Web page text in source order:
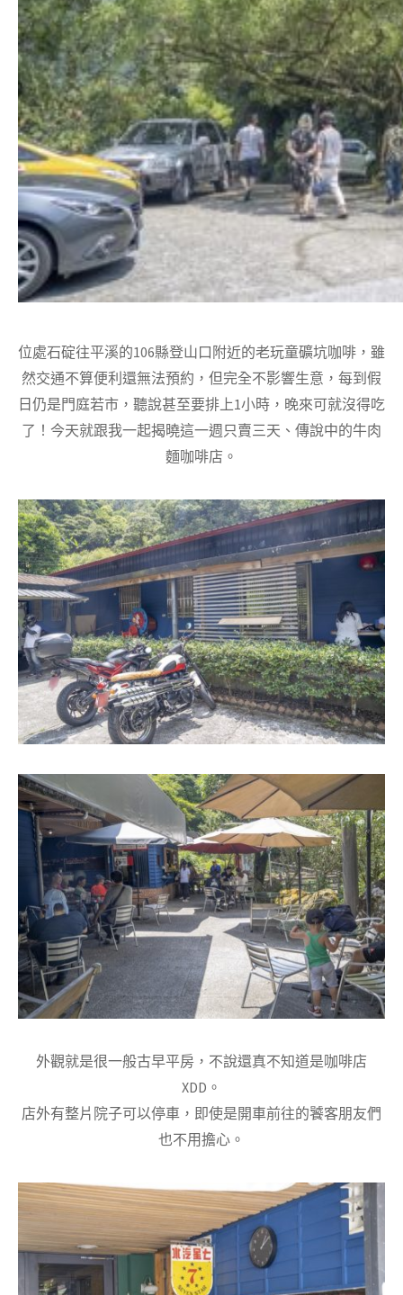
位處石碇往平溪的106縣登山口附近的老玩童礦坑咖啡，雖
然交通不算便利還無法預約，但完全不影響生意，每到假
日仍是門庭若市，聽說甚至要排上1小時，晚來可就沒得吃
了！今天就跟我一起揭曉這一週只賣三天、傳說中的牛肉
麵咖啡店。
外觀就是很一般古早平房，不說還真不知道是咖啡店
XDD。
店外有整片院子可以停車，即使是開車前往的饕客朋友們
也不用擔心。